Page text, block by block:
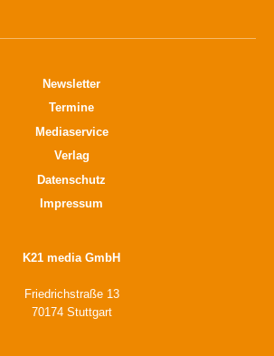
Newsletter
Termine
Mediaservice
Verlag
Datenschutz
Impressum
K21 media GmbH
Friedrichstraße 13
70174 Stuttgart